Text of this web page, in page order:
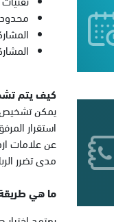
كيف يتم
يمكن تشخيص
استقرار
عن علامات
مدى تضرر
ما هي